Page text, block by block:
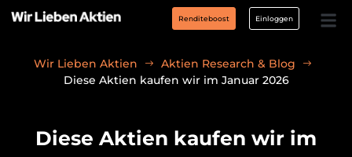
Renditeboost Einloggen
Wir Lieben Aktien
Aktien Research & Blog
Diese Aktien kaufen wir im Januar 2026
Diese Aktien kaufen wir im